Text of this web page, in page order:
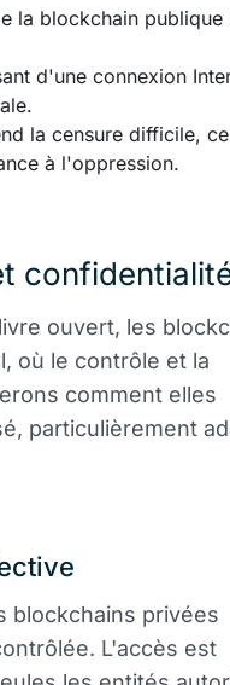
la blockchain publique
d'une connexion
la censure difficile,
à l'oppression.
ouvert, les
où le contrôle et la
comment elles
particulièrement
blockchains privées
L'accès est